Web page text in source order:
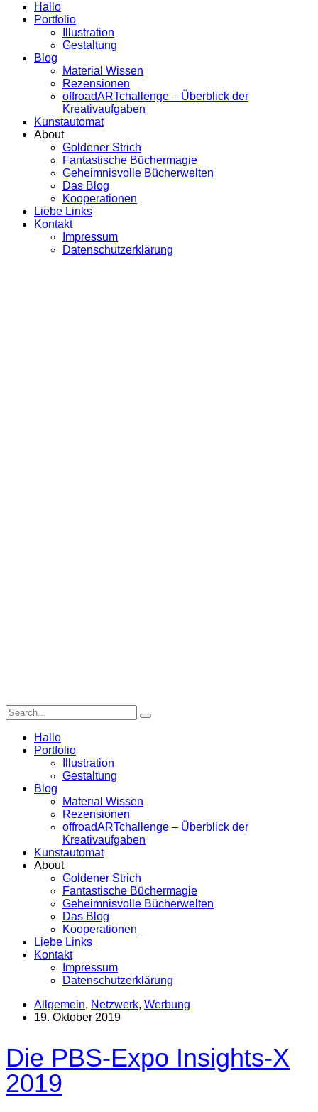
Hallo
Portfolio
Illustration
Gestaltung
Blog
Material Wissen
Rezensionen
offroadARTchallenge – Überblick der
Kreativaufgaben
Kunstautomat
About
Goldener Strich
Fantastische Büchermagie
Geheimnisvolle Bücherwelten
Das Blog
Kooperationen
Liebe Links
Kontakt
Impressum
Datenschutzerklärung
Hallo
Portfolio
Illustration
Gestaltung
Blog
Material Wissen
Rezensionen
offroadARTchallenge – Überblick der
Kreativaufgaben
Kunstautomat
About
Goldener Strich
Fantastische Büchermagie
Geheimnisvolle Bücherwelten
Das Blog
Kooperationen
Liebe Links
Kontakt
Impressum
Datenschutzerklärung
Allgemein, Netzwerk, Werbung
19. Oktober 2019
Die PBS-Expo Insights-X
2019